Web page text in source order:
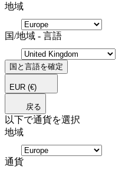
地域
国/地域 - 言語
国と言語を確定
EUR (€)
戻る
以下で通貨を選択
地域
通貨